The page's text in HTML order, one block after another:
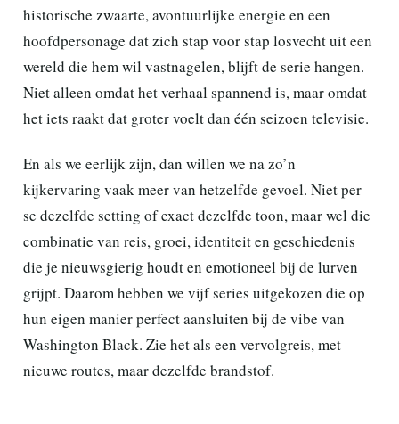
historische zwaarte, avontuurlijke energie en een
hoofdpersonage dat zich stap voor stap losvecht uit een
wereld die hem wil vastnagelen, blijft de serie hangen.
Niet alleen omdat het verhaal spannend is, maar omdat
het iets raakt dat groter voelt dan één seizoen televisie.
En als we eerlijk zijn, dan willen we na zo’n
kijkervaring vaak meer van hetzelfde gevoel. Niet per
se dezelfde setting of exact dezelfde toon, maar wel die
combinatie van reis, groei, identiteit en geschiedenis
die je nieuwsgierig houdt en emotioneel bij de lurven
grijpt. Daarom hebben we vijf series uitgekozen die op
hun eigen manier perfect aansluiten bij de vibe van
Washington Black. Zie het als een vervolgreis, met
nieuwe routes, maar dezelfde brandstof.